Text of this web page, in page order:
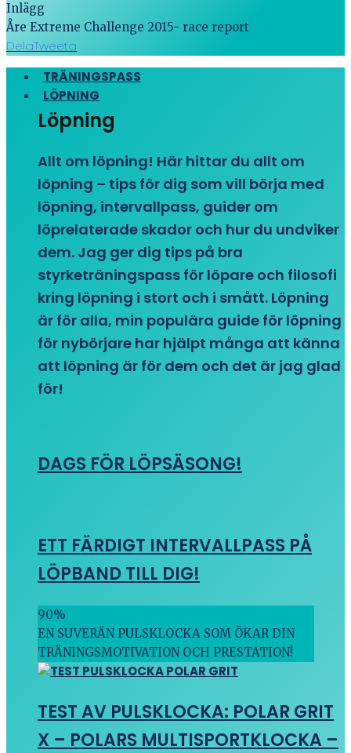
Inlägg
Åre Extreme Challenge 2015- race report
DelaTweeta
TRÄNINGSPASS
LÖPNING
Löpning
Allt om löpning! Här hittar du allt om
löpning – tips för dig som vill börja med
löpning, intervallpass, guider om
löprelaterade skador och hur du undviker
dem. Jag ger dig tips på bra
styrketräningspass för löpare och filosofi
kring löpning i stort och i smått. Löpning
är för alla, min populära guide för löpning
för nybörjare har hjälpt många att känna
att löpning är för dem och det är jag glad
för!
DAGS FÖR LÖPSÄSONG!
ETT FÄRDIGT INTERVALLPASS PÅ
LÖPBAND TILL DIG!
90%
EN SUVERÄN PULSKLOCKA SOM ÖKAR DIN
TRÄNINGSMOTIVATION OCH PRESTATION!
TEST AV PULSKLOCKA: POLAR GRIT
X – POLARS MULTISPORTKLOCKA –